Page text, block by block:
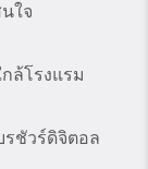
ใจ
ล้โรงแรม
รชัวร์ดิจิตอล